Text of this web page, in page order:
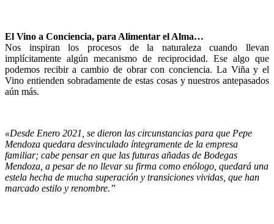
El Vino a Conciencia, para Alimentar el Alma…
Nos inspiran los procesos de la naturaleza cuando llevan
implícitamente algún mecanismo de reciprocidad. Ese algo que
podemos recibir a cambio de obrar con conciencia. La Viña y el
Vino entienden sobradamente de estas cosas y nuestros antepasados
aún más.
«Desde Enero 2021, se dieron las circunstancias para que Pepe
Mendoza quedara desvinculado íntegramente de la empresa
familiar; cabe pensar en que las futuras añadas de Bodegas
Mendoza, a pesar de no llevar su firma como enólogo, quedará una
estela hecha de mucha superación y transiciones vividas, que han
marcado estilo y renombre.”